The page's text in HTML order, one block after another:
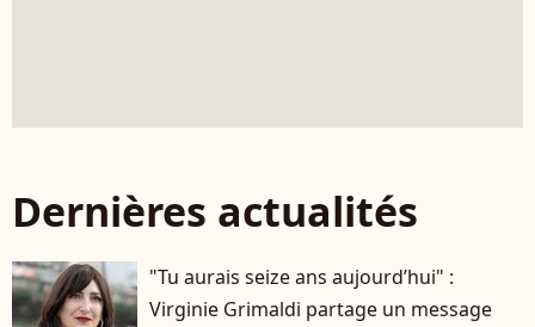
Dernières actualités
"Tu aurais seize ans aujourd’hui" :
Virginie Grimaldi partage un message